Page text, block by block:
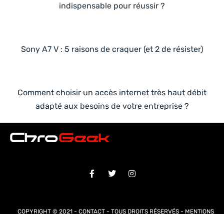
indispensable pour réussir ?
Sony A7 V : 5 raisons de craquer (et 2 de résister)
Comment choisir un accès internet très haut débit
adapté aux besoins de votre entreprise ?
COPYRIGHT © 2021 - CONTACT - TOUS DROITS RÉSERVÉS - MENTIONS